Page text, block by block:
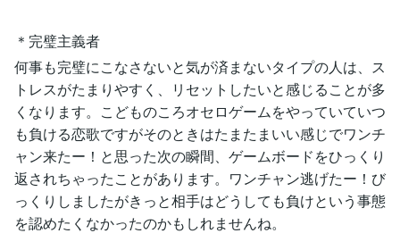
＊完璧主義者
何事も完璧にこなさないと気が済まないタイプの人は、ス
トレスがたまりやすく、リセットしたいと感じることが多
くなります。こどものころオセロゲームをやっていていつ
も負ける恋歌ですがそのときはたまたまいい感じでワンチ
ャン来たー！と思った次の瞬間、ゲームボードをひっくり
返されちゃったことがあります。ワンチャン逃げたー！び
っくりしましたがきっと相手はどうしても負けという事態
を認めたくなかったのかもしれませんね。